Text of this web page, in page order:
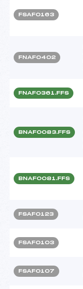
FSAF0163
FNAF0402
FNAF0361.FFS
BNAF0083.FFS
BNAF0081.FFS
FSAF0123
FSAF0103
FSAF0107